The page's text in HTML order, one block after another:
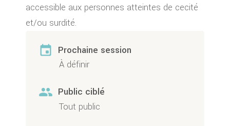
accessible aux personnes atteintes de cecité
et/ou surdité.
event Prochaine session
À définir
people Public ciblé
Tout public